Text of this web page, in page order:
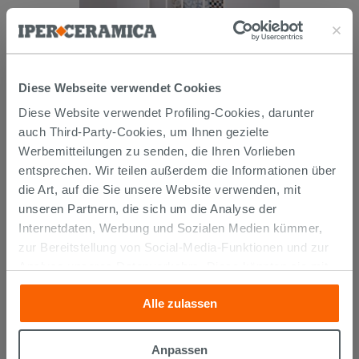
Diese Webseite verwendet Cookies
Diese Website verwendet Profiling-Cookies, darunter
auch Third-Party-Cookies, um Ihnen gezielte
Werbemitteilungen zu senden, die Ihren Vorlieben
entsprechen. Wir teilen außerdem die Informationen über
die Art, auf die Sie unsere Website verwenden, mit
unseren Partnern, die sich um die Analyse der
Internetdaten, Werbung und Sozialen Medien kümmer,
zur Bereitstellung von Social-Media-Funktionen und zur
anderen Informationen, die Sie ihnen geliefert haben oder
die sie aufgrund Ihrer Verwendung ihrer Dienste
gesammelt haben, kombinieren. Falls Sie mehr wissen
möchten oder Ihre Zustimmung zu allen oder einigen
Alle zulassen
Anpassen
Duschschiebetür Skill reduzierbar
halbtransparent Nasseffekt Weiß
153,90 €
IN DEN WARENKORB LEGEN
Versand